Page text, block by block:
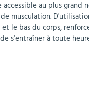
au plus
musculation.
le bas du corps,
s’entraîner à toute